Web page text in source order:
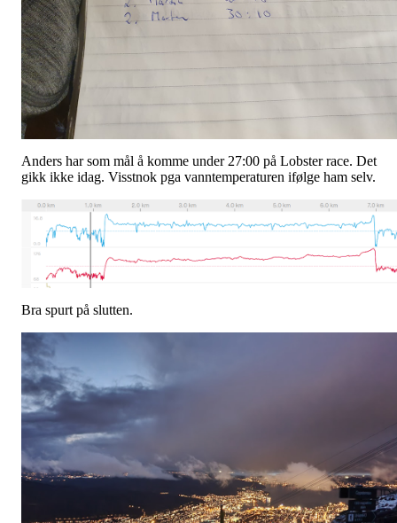
Anders har som mål å komme under 27:00 på Lobster race. Det
gikk ikke idag. Visstnok pga vanntemperaturen ifølge ham selv.
Bra spurt på slutten.